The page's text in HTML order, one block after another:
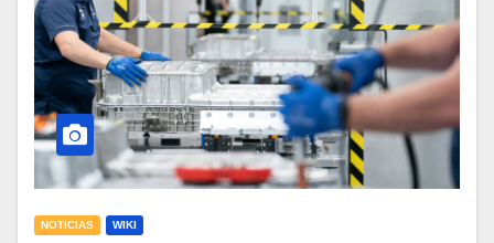
NOTICIAS WIKI